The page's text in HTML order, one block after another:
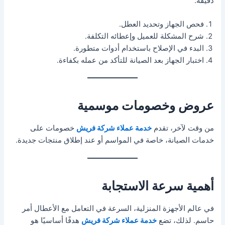
فحص الجهاز وتحديد العطل.
شرح المشكلة للعميل وإعطائه التكلفة.
البدء في الإصلاح باستخدام أدوات متطورة.
اختبار الجهاز بعد الصيانة للتأكد من عمله بكفاءة.
عروض وخصومات موسمية
من وقت لآخر، تقدمخدمة عملاء شركة فريش خصومات على
خدمات الصيانة، خاصة في المواسم أو عند إطلاق منتجات جديدة.
أهمية سرعة الاستجابة
في عالم الأجهزة المنزلية، السرعة في التعامل مع الأعطال أمر
حاسم. لذلك، تضعخدمة عملاء شركة فريش هدفًا أساسيًا هو